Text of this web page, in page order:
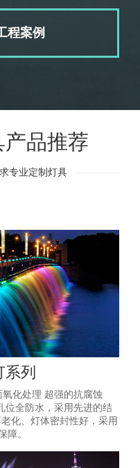
程案例
品推荐
专业定制灯具
系列
化处理 超强的抗腐蚀
位全防水，采用先进的结
化、灯体密封性好，采用
障。